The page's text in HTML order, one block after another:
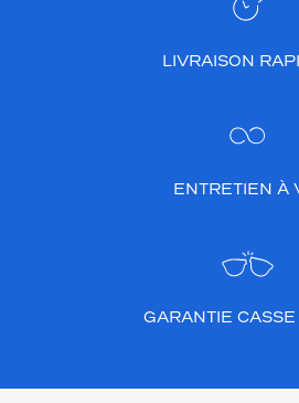
LIVRAISON
ENTRETIEN À
GARANTIE